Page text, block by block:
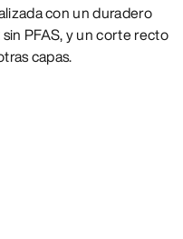
con un duradero
PFAS, y un corte recto
capas.